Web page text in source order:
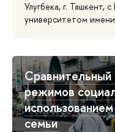
Улугбека, г. Ташкент,
университетом
Сравнительный
режимов
семьи